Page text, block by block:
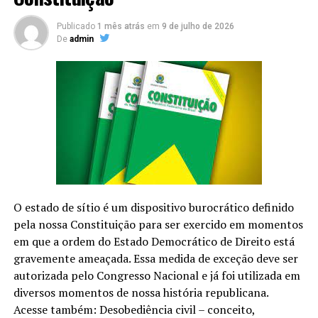
lucro evidenciado uma parcela da receita bruta que é
isenta do tributo e varia conforme o ramo de atividade.
Somente então, o programa gerador calculará o
imposto que o MEI precisará pagar.
Confira os passos necessários para o MEI declarar
Imposto de Renda:
Calcular a receita bruta do ano anterior e subtrair todas
lucro evidenciado
Passo 2
Pegar a receita bruta e aplicar o seguinte percentual
para calcular a parcela isenta de Imposto de Renda
8% da receita bruta para comércio, indústria e
Publicado 1 mês atrás em 9 de julho de 2026
De admin
O estado de sítio é um dispositivo burocrático definido
pela nossa Constituição para ser exercido em momentos
em que a ordem do Estado Democrático de Direito está
gravemente ameaçada. Essa medida de exceção deve ser
autorizada pelo Congresso Nacional e já foi utilizada em
diversos momentos de nossa história republicana.
Acesse também: Desobediência civil – conceito,